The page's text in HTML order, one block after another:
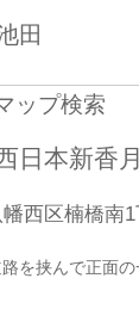
田
ップ検索
本新香
西区楠橋南
を挟んで正面の